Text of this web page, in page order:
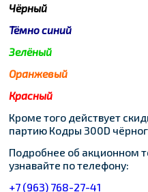
Чёрный
Тёмно синий
Зелёный
Оранжевый
Красный
Кроме того действует
партию Кодры 300D
Подробнее об акционном
узнавайте по телефону:
+7 (963) 768-27-41